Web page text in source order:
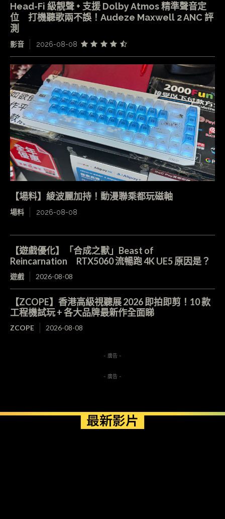
Head-Fi 級靚聲 + 支援 Dolby Atmos 精準聲音定
位 打機聽歌兩不誤！Audeze Maxwell 2 ANC 評
測
影音 2026-08-08
【場料】綾波麗加持！動漫聯乘都玩磁軸
場料 2026-08-08
【遊戲優化】「合成之獸」Beast of
Reincarnation RTX5060 流暢跑 4K UE5 原因是？
遊戲 2026-08-08
【ZCOPE】香港高級視聽展 2026 即拍即剪！10 款
工程機試玩 + 各大品牌最新作全面睇
ZCOPE 2026-08-08
- 廣告 -
- 廣告 -
最新影片